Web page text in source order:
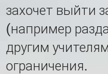
захочет выйти
(например
другим
ограничения.